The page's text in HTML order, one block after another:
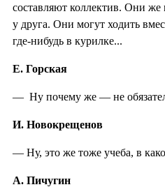
составляют коллектив. Они же
у друга. Они могут ходить
где-нибудь в курилке...
Е. Горская
— Ну почему же — не
И. Новокрещенов
— Ну, это же тоже учеба, в
А. Пичугин